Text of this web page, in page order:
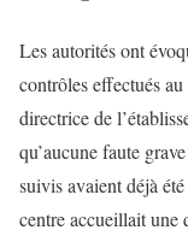
Les autorités ont
contrôles effectués
directrice de
qu’aucune faute
suivis avaient déjà
centre accueillait une